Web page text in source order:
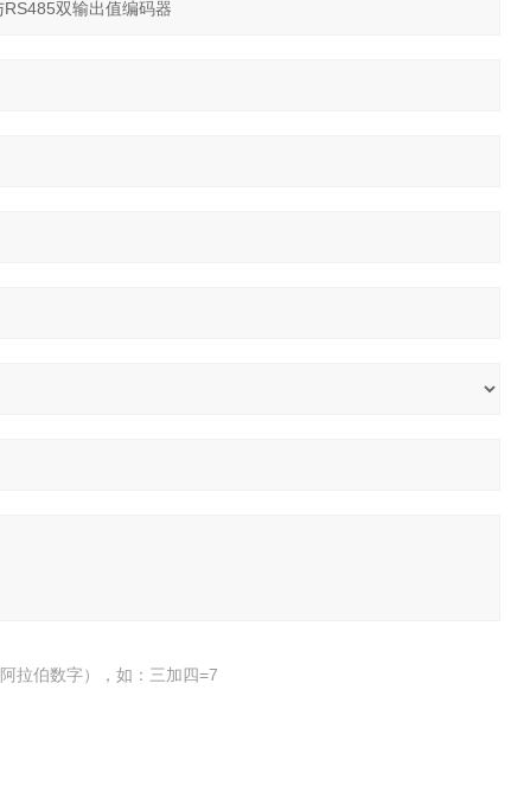
拉伯数字），如：三加四=7